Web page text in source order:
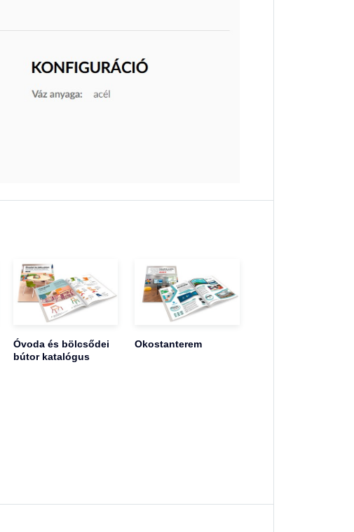
Óvoda és bölcsődei
bútor katalógus
Okostanterem